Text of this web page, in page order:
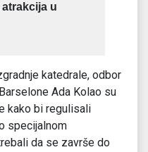
u
katedrale, odbor
Ada Kolao su
kako bi regulisali
specijalnom
da se završe do